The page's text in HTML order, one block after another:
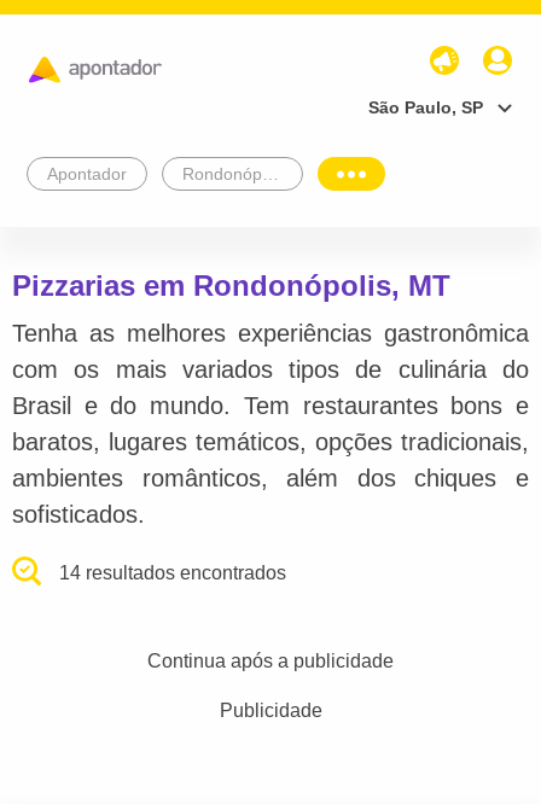
São Paulo, SP
Apontador
Pizzarias em Rondonópolis, MT
Tenha as melhores experiências gastronômica
com os mais variados tipos de culinária do
Brasil e do mundo. Tem restaurantes bons e
baratos, lugares temáticos, opções tradicionais,
ambientes românticos, além dos chiques e
sofisticados.
14 resultados encontrados
Continua após a publicidade
Publicidade